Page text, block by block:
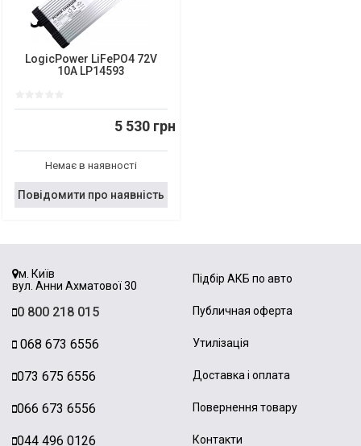
LogicPower LiFePO4 72V
10A LP14593
5 530 грн
Немає в наявності
Повідомити про наявність
м. Київ
вул. Анни Ахматової 30
0 800 218 015
068 673 6556
073 675 6556
066 673 6556
044 496 0126
Підбір АКБ по авто
Публичная оферта
Утилізація
Доставка і оплата
Повернення товару
Контакти